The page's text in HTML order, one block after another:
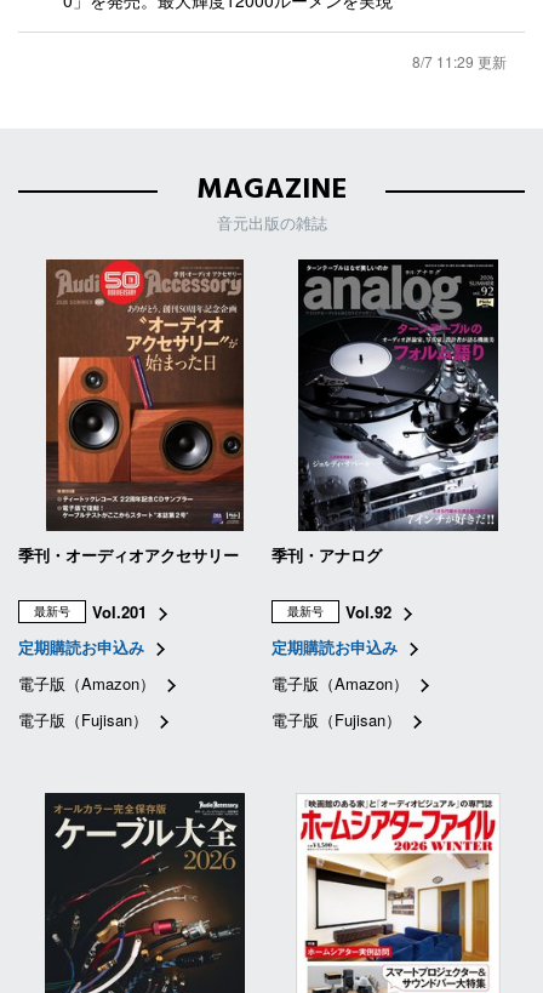
8/7 11:29 更新
MAGAZINE
音元出版の雑誌
季刊・オーディオアクセサリー
最新号
Vol.201
定期購読お申込み
電子版（Amazon）
電子版（Fujisan）
季刊・アナログ
最新号
Vol.92
定期購読お申込み
電子版（Amazon）
電子版（Fujisan）